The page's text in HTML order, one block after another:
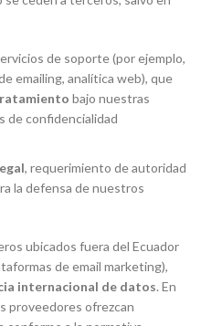
de soporte (por ejemplo,
emailing, analítica web), que
bajo nuestras
de confidencialidad
, requerimiento de autoridad
la defensa de nuestros
ubicados fuera del Ecuador
de email marketing),
internacional de datos. En
proveedores ofrezcan